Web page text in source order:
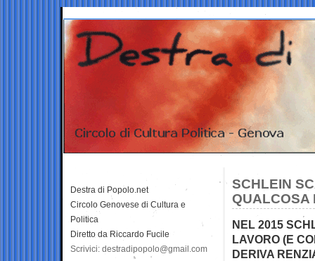
SCHLEIN
QUALCOSA
NEL 2015
LAVORO (E
DERIVA
Destra di Popolo.net
Circolo Genovese di Cultura e
Politica
Diretto da Riccardo Fucile
Scrivici: destradipopolo@gmail.com